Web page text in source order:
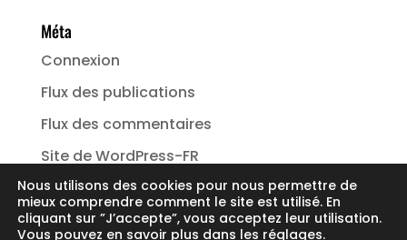
Méta
Connexion
Flux des publications
Flux des commentaires
Site de WordPress-FR
Nous utilisons des cookies pour nous permettre de
mieux comprendre comment le site est utilisé. En
cliquant sur ”J’accepte”, vous acceptez leur utilisation.
Vous pouvez en savoir plus dans les réglages.